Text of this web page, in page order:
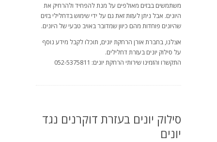
משתמשים בבזים מאולפים על מנת להפחיד ולהרחיק את
היונים. אבל ניתן לעזות זאת גם על ידי שימוש בדחלילי בזים
שהיונים פוחדות מהם כיוון שמדובר באויב טבעי של היונים.
אצלנו, בחברת אורן הרחקת יונים, תוכלו לקבל מידע נוסף
על סילוק יונים בעזרת דחלילים.
התקשרו והזמינו שירותי הרחקת יונים: 052-5375811
סילוק יונים בעזרת דוקרנים נגד
יונים